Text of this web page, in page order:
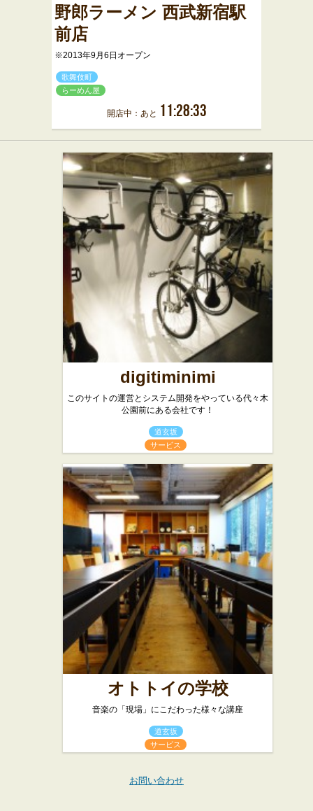
野郎ラーメン 西武新宿駅
前店
※2013年9月6日オープン
歌舞伎町
らーめん屋
開店中：あと 11:28:33
digitiminimi
このサイトの運営とシステム開発をやっている代々木
公園前にある会社です！
道玄坂
サービス
オトトイの学校
音楽の「現場」にこだわった様々な講座
道玄坂
サービス
お問い合わせ